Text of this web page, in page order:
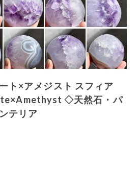
ト×アメジスト スフィア
◇天然石・パ
テリア